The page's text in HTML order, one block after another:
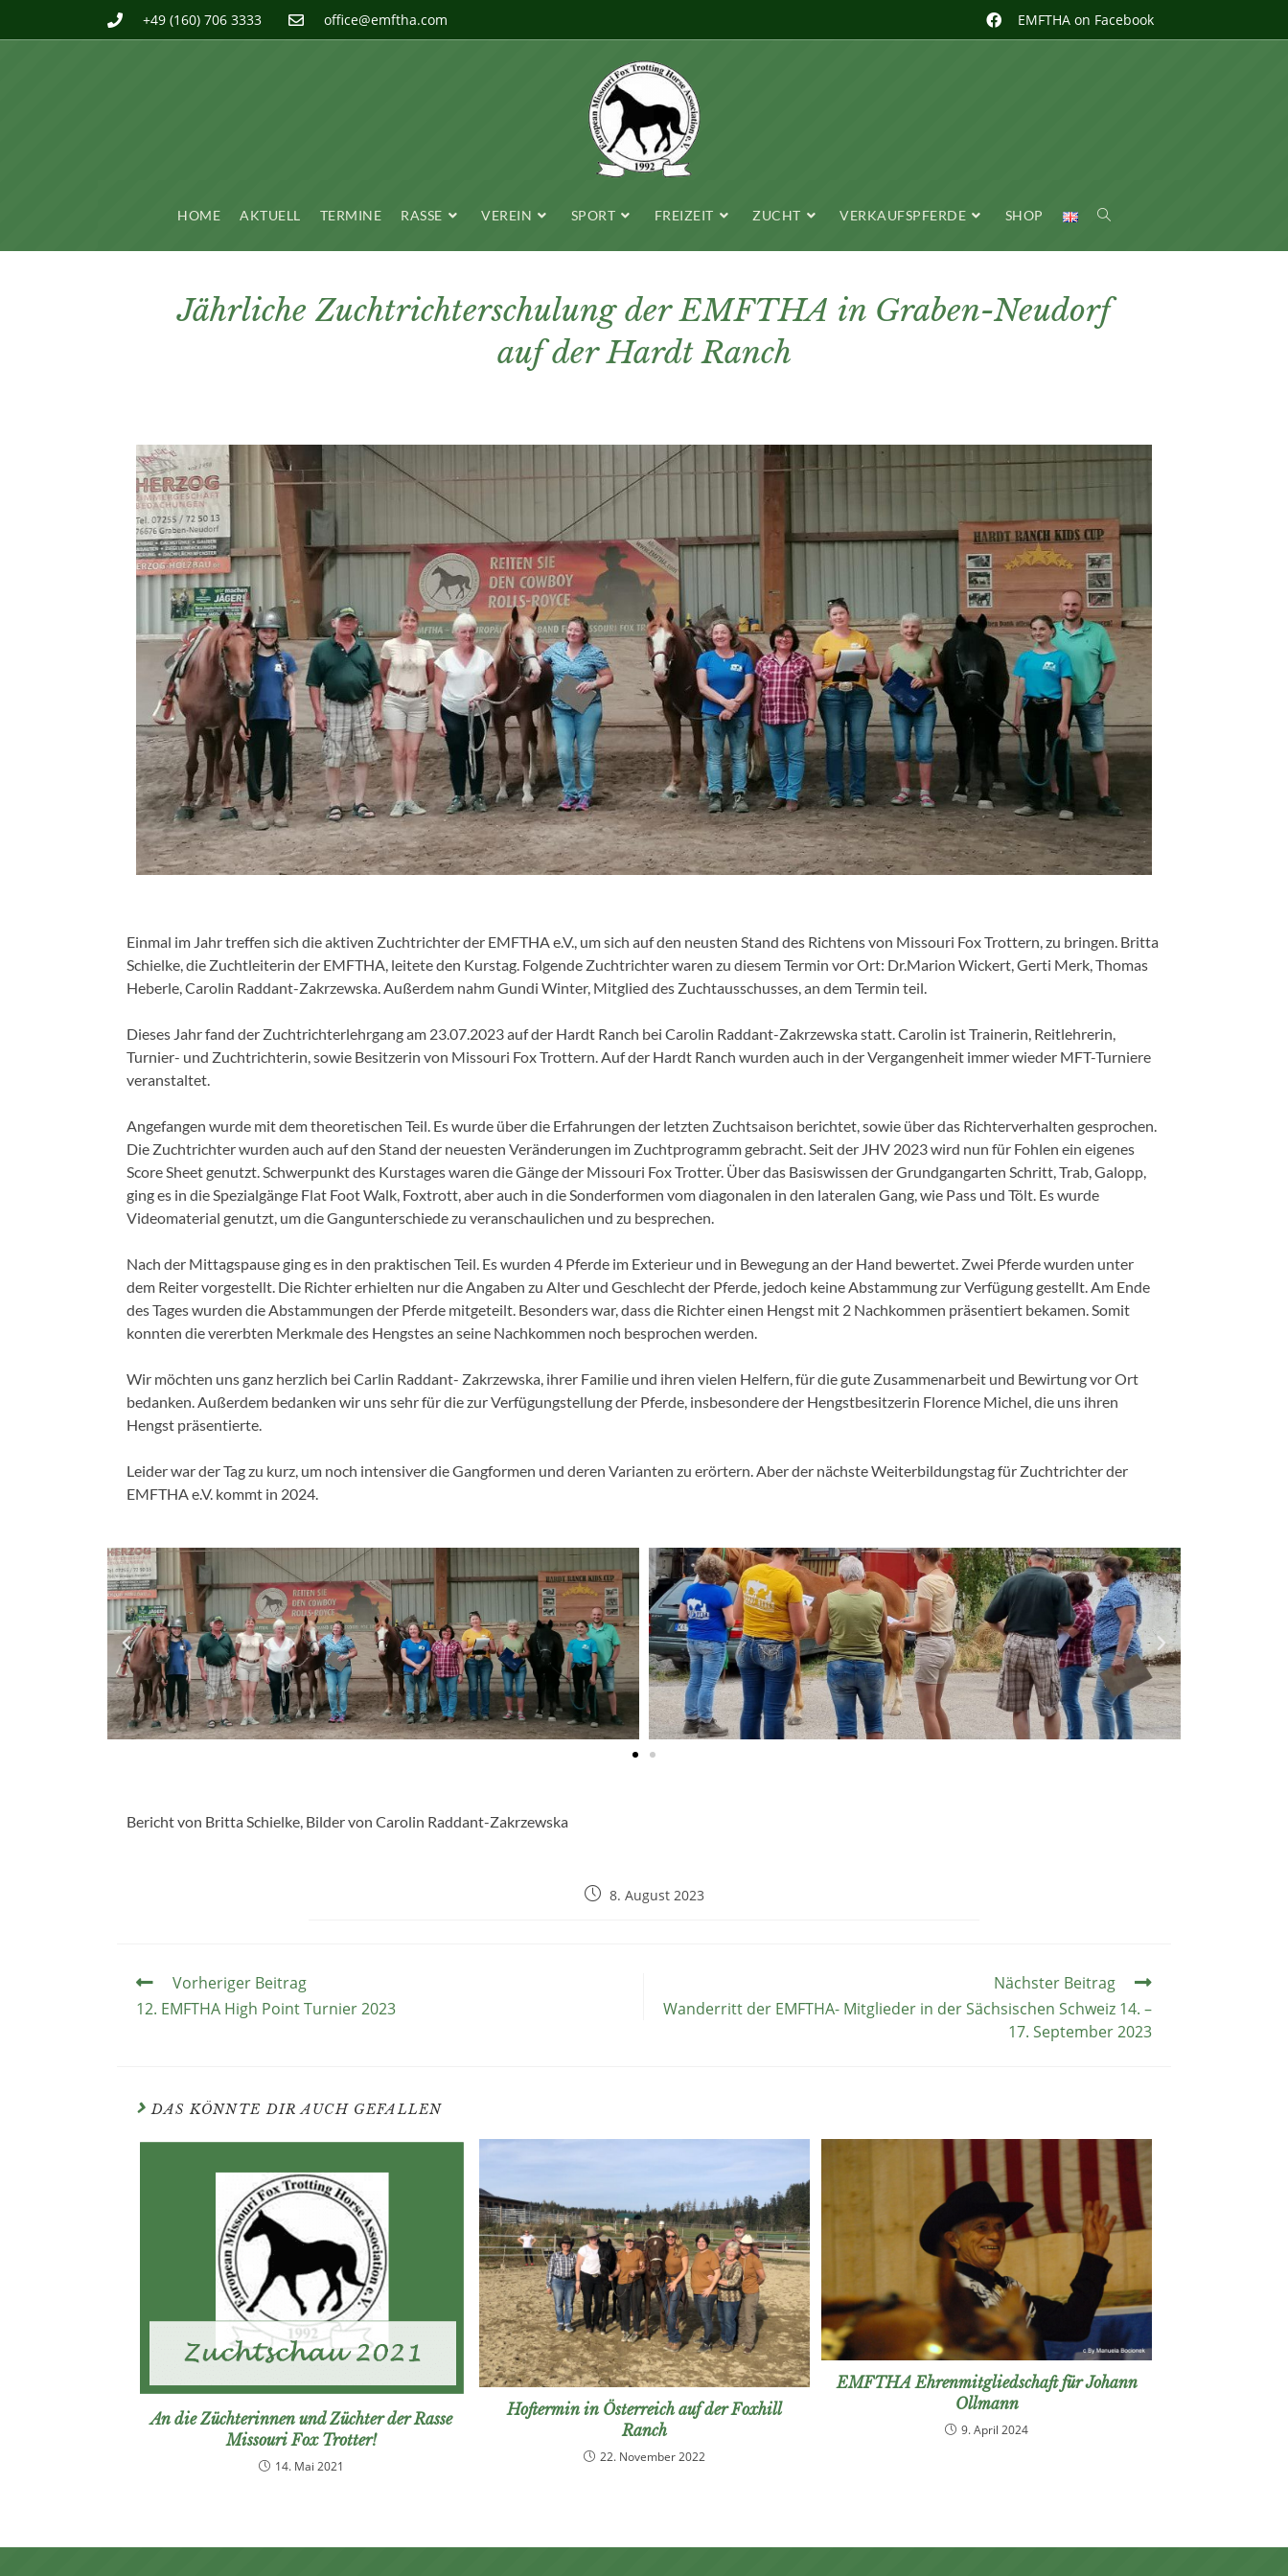
+49 (160) 706 3333 office@emftha.com EMFTHA on Facebook
HOME AKTUELL TERMINE RASSE VEREIN SPORT FREIZEIT ZUCHT VERKAUFSPFERDE SHOP
Jährliche Zuchtrichterschulung der EMFTHA in Graben-Neudorf
auf der Hardt Ranch
Einmal im Jahr treffen sich die aktiven Zuchtrichter der EMFTHA e.V., um sich auf den neusten Stand des Richtens von Missouri Fox Trottern, zu bringen. Britta
Schielke, die Zuchtleiterin der EMFTHA, leitete den Kurstag. Folgende Zuchtrichter waren zu diesem Termin vor Ort: Dr.Marion Wickert, Gerti Merk, Thomas
Heberle, Carolin Raddant-Zakrzewska. Außerdem nahm Gundi Winter, Mitglied des Zuchtausschusses, an dem Termin teil.
Dieses Jahr fand der Zuchtrichterlehrgang am 23.07.2023 auf der Hardt Ranch bei Carolin Raddant-Zakrzewska statt. Carolin ist Trainerin, Reitlehrerin,
Turnier- und Zuchtrichterin, sowie Besitzerin von Missouri Fox Trottern. Auf der Hardt Ranch wurden auch in der Vergangenheit immer wieder MFT-Turniere
veranstaltet.
Angefangen wurde mit dem theoretischen Teil. Es wurde über die Erfahrungen der letzten Zuchtsaison berichtet, sowie über das Richterverhalten gesprochen.
Die Zuchtrichter wurden auch auf den Stand der neuesten Veränderungen im Zuchtprogramm gebracht. Seit der JHV 2023 wird nun für Fohlen ein eigenes
Score Sheet genutzt. Schwerpunkt des Kurstages waren die Gänge der Missouri Fox Trotter. Über das Basiswissen der Grundgangarten Schritt, Trab, Galopp,
ging es in die Spezialgänge Flat Foot Walk, Foxtrott, aber auch in die Sonderformen vom diagonalen in den lateralen Gang, wie Pass und Tölt. Es wurde
Videomaterial genutzt, um die Gangunterschiede zu veranschaulichen und zu besprechen.
Nach der Mittagspause ging es in den praktischen Teil. Es wurden 4 Pferde im Exterieur und in Bewegung an der Hand bewertet. Zwei Pferde wurden unter
dem Reiter vorgestellt. Die Richter erhielten nur die Angaben zu Alter und Geschlecht der Pferde, jedoch keine Abstammung zur Verfügung gestellt. Am Ende
des Tages wurden die Abstammungen der Pferde mitgeteilt. Besonders war, dass die Richter einen Hengst mit 2 Nachkommen präsentiert bekamen. Somit
konnten die vererbten Merkmale des Hengstes an seine Nachkommen noch besprochen werden.
Wir möchten uns ganz herzlich bei Carlin Raddant- Zakrzewska, ihrer Familie und ihren vielen Helfern, für die gute Zusammenarbeit und Bewirtung vor Ort
bedanken. Außerdem bedanken wir uns sehr für die zur Verfügungstellung der Pferde, insbesondere der Hengstbesitzerin Florence Michel, die uns ihren
Hengst präsentierte.
Leider war der Tag zu kurz, um noch intensiver die Gangformen und deren Varianten zu erörtern. Aber der nächste Weiterbildungstag für Zuchtrichter der
EMFTHA e.V. kommt in 2024.
Bericht von Britta Schielke, Bilder von Carolin Raddant-Zakrzewska
8. August 2023
Vorheriger Beitrag
12. EMFTHA High Point Turnier 2023
Nächster Beitrag
Wanderritt der EMFTHA- Mitglieder in der Sächsischen Schweiz 14. –
17. September 2023
DAS KÖNNTE DIR AUCH GEFALLEN
An die Züchterinnen und Züchter der Rasse
Missouri Fox Trotter!
14. Mai 2021
Hoftermin in Österreich auf der Foxhill
Ranch
22. November 2022
EMFTHA Ehrenmitgliedschaft für Johann
Ollmann
9. April 2024